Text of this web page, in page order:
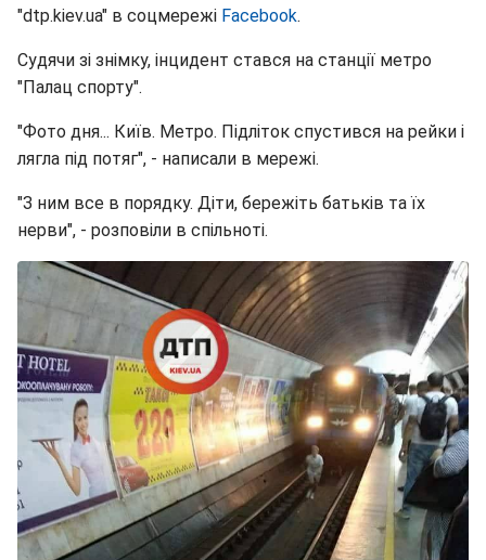
"dtp.kiev.ua" в соцмережі Facebook.
Судячи зі знімку, інцидент стався на станції метро
"Палац спорту".
"Фото дня... Київ. Метро. Підліток спустився на рейки і
лягла під потяг", - написали в мережі.
"З ним все в порядку. Діти, бережіть батьків та їх
нерви", - розповіли в спільноті.